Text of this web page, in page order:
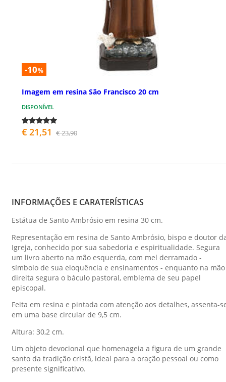
-10%
Imagem em resina São Francisco 20 cm
DISPONÍVEL
€ 21,51 € 23,90
INFORMAÇÕES E CARATERÍSTICAS
Estátua de Santo Ambrósio em resina 30 cm.
Representação em resina de Santo Ambrósio, bispo e doutor
Igreja, conhecido por sua sabedoria e espiritualidade. Segura
um livro aberto na mão esquerda, com mel derramado -
símbolo de sua eloquência e ensinamentos - enquanto na mão
direita segura o báculo pastoral, emblema de seu papel
episcopal.
Feita em resina e pintada com atenção aos detalhes, assenta-
em uma base circular de 9,5 cm.
Altura: 30,2 cm.
Um objeto devocional que homenageia a figura de um grande
santo da tradição cristã, ideal para a oração pessoal ou como
presente significativo.